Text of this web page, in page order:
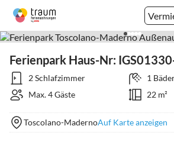
Ferienpark Haus-Nr:
2 Schlafzimmer
1
Max. 4 Gäste
22 m²
Toscolano-MadernoAuf Karte anzeigen